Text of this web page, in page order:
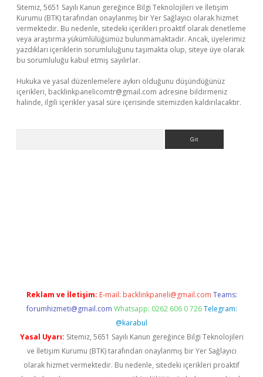
Sitemiz, 5651 Sayılı Kanun gereğince Bilgi Teknolojileri ve İletişim
Kurumu (BTK) tarafından onaylanmış bir Yer Sağlayıcı olarak hizmet
vermektedir. Bu nedenle, sitedeki içerikleri proaktif olarak denetleme
veya araştırma yükümlülüğümüz bulunmamaktadır. Ancak, üyelerimiz
yazdıkları içeriklerin sorumluluğunu taşımakta olup, siteye üye olarak
bu sorumluluğu kabul etmiş sayılırlar.
Hukuka ve yasal düzenlemelere aykırı olduğunu düşündüğünüz
içerikleri, backlinkpanelicomtr@gmail.com adresine bildirmeniz
halinde, ilgili içerikler yasal süre içerisinde sitemizden kaldırılacaktır.
Reklam ve İletişim: E-mail: backlinkpaneli@gmail.com Teams:
forumhizmeti@gmail.com Whatsapp: 0262 606 0 726 Telegram:
@karabul
Yasal Uyarı: Sitemiz, 5651 Sayılı Kanun gereğince Bilgi Teknolojileri
ve İletişim Kurumu (BTK) tarafından onaylanmış bir Yer Sağlayıcı
olarak hizmet vermektedir. Bu nedenle, sitedeki içerikleri proaktif